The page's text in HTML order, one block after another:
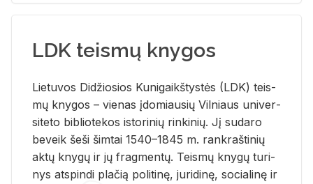
LDK teismų knygos
Lie­tu­vos Di­džio­sios Ku­ni­gaikš­tys­tės (LDK) teis­
mų kny­gos – vie­nas įdo­miau­sių Vil­niaus uni­ver­
si­te­to bi­b­lio­te­kos is­to­ri­nių rin­ki­nių. Jį su­da­ro
be­veik šeši šim­tai 1540–1845 m. rank­raš­ti­nių
aktų kny­gų ir jų frag­men­tų. Teis­mų kny­gų tu­ri­
nys at­spin­di pla­čią po­li­ti­nę, ju­ri­di­nę, so­cia­li­nę ir